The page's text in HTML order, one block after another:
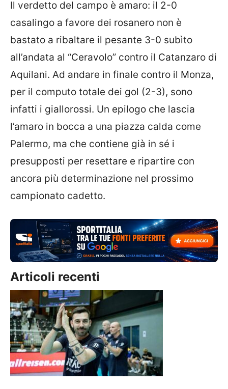
Il verdetto del campo è amaro: il 2-0
casalingo a favore dei rosanero non è
bastato a ribaltare il pesante 3-0 subìto
all’andata al “Ceravolo” contro il Catanzaro di
Aquilani. Ad andare in finale contro il Monza,
per il computo totale dei gol (2-3), sono
infatti i giallorossi. Un epilogo che lascia
l’amaro in bocca a una piazza calda come
Palermo, ma che contiene già in sé i
presupposti per resettare e ripartire con
ancora più determinazione nel prossimo
campionato cadetto.
Articoli recenti